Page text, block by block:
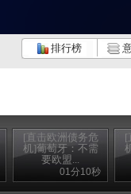
排行榜
[直击欧洲债务危
机]葡萄牙：不需
要欧盟...
01分10秒
[